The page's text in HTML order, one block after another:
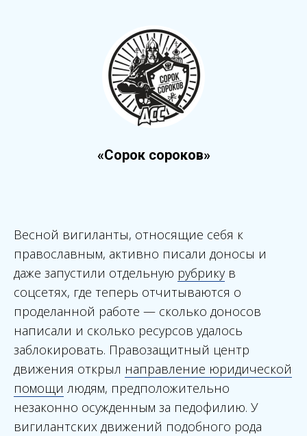
«Сорок сороков»
Весной вигиланты, относящие себя к
православным, активно писали доносы и
даже запустили отдельную рубрикув
соцсетях, где теперь отчитываются о
проделанной работе — сколько доносов
написали и сколько ресурсов удалось
заблокировать. Правозащитный центр
движения открыл направление юридической
помощи людям, предположительно
незаконно осужденным за педофилию. У
вигилантских движений подобного рода